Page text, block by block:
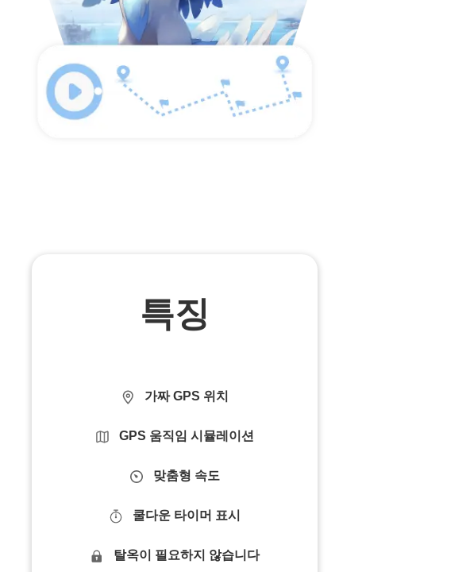
특징
가짜 GPS 위치
GPS 움직임 시뮬레이션
맞춤형 속도
쿨다운 타이머 표시
탈옥이 필요하지 않습니다